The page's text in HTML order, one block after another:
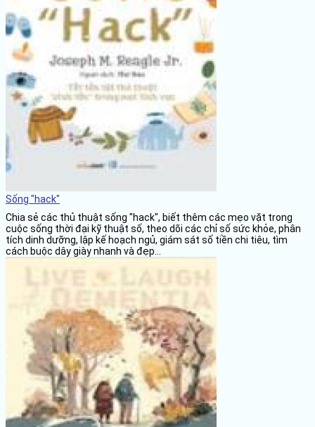
Sống "hack"
Chia sẻ các thủ thuật sống "hack", biết thêm các mẹo vặt trong
cuộc sống thời đại kỹ thuật số, theo dõi các chỉ số sức khỏe, phân
tích dinh dưỡng, lập kế hoạch ngủ, giám sát số tiền chi tiêu, tìm
cách buộc dây giày nhanh và đẹp...